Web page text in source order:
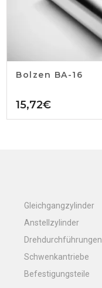
Bolzen BA-16
15,72€
Gleichgangzylinder
Anstellzylinder
Drehdurchführungen
Schwenkantriebe
Befestigungsteile